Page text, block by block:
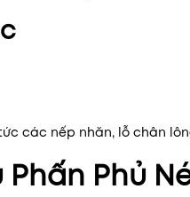
các nếp nhăn, lỗ chân
Phủ